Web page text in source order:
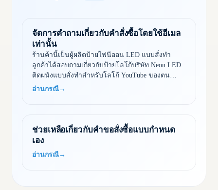
จัดการคำถามเกี่ยวกับคำสั่งซื้อโดยใช้อีเมล
เท่านั้น
ร้านค้านี้เป็นผู้ผลิตป้ายไฟนีออน LED แบบสั่งทำ
ลูกค้าได้สอบถามเกี่ยวกับป้ายโลโก้บริษัท Neon LED
ติดผนังแบบสั่งทำสำหรับโลโก้ YouTube ของตน
(100x100cm) Shoply ได้รวบรวมข้อมูลติดต่อ ชี้แจง
อ่านกรณี→
ช่วยเหลือเกี่ยวกับคำขอสั่งซื้อแบบกำหนด
เอง
อ่านกรณี→